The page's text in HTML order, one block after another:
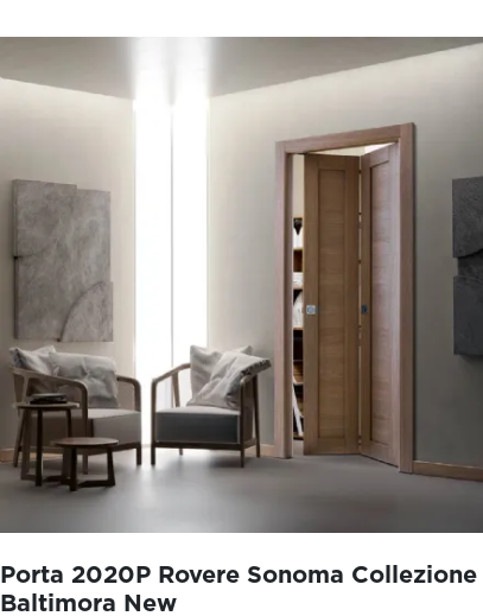
Porta 2020P Rovere Sonoma Collezione
Baltimora New